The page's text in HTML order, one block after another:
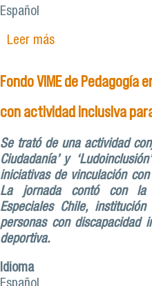
Español
Leer mássobre Muchas
de bienestar y
Fondo VIME de Pedagogía
con actividad inclusiva
Se trató de una actividad
Ciudadanía’ y
iniciativas de vinculación
La jornada contó con la
Especiales Chile,
personas con discapacidad
deportiva.
Idioma